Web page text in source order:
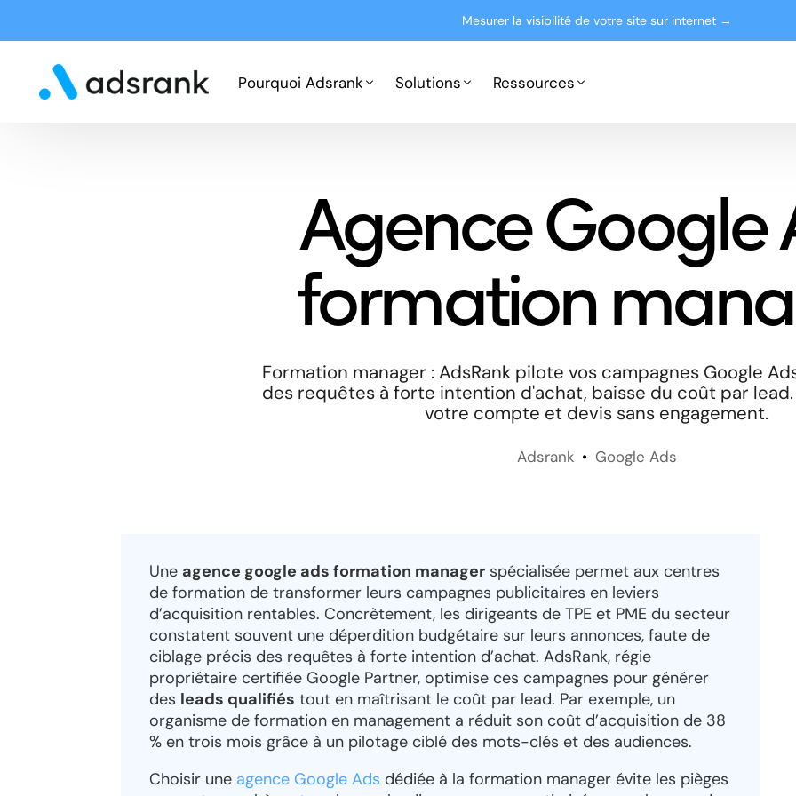
Mesurer la visibilité de votre site sur internet →
Pourquoi Adsrank
Expertises
Cas clients
Solutions
Microsoft Advertising
Ressources
Presse
Le blog
Agence Google
formation
Formation manager : AdsRank pilote vos campagnes Google
des requêtes à forte intention d'achat, baisse du coût par
votre compte et devis sans engagement.
Adsrank Google Ads
Une agence google ads formation manager spécialisée permet aux centres
de formation de transformer leurs campagnes publicitaires en leviers
d’acquisition rentables. Concrètement, les dirigeants de TPE et PME du secteur
constatent souvent une déperdition budgétaire sur leurs annonces, faute de
ciblage précis des requêtes à forte intention d’achat. AdsRank, régie
propriétaire certifiée Google Partner, optimise ces campagnes pour générer
des leads qualifiés tout en maîtrisant le coût par lead. Par exemple, un
organisme de formation en management a réduit son coût d’acquisition de 38
% en trois mois grâce à un pilotage ciblé des mots-clés et des audiences.
Choisir une agence Google Ads dédiée à la formation manager évite les pièges